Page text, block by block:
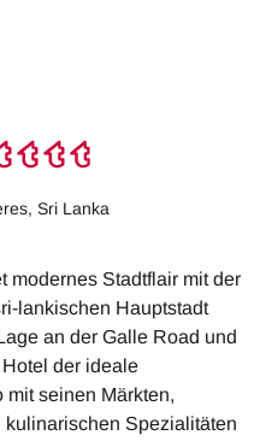
,Sri Lanka
modernes Stadtflair mit der
lankischen Hauptstadt
an der Galle Road und
der ideale
seinen Märkten,
Spezialitäten